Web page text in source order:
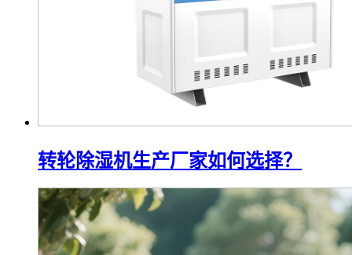
转轮除湿机生产厂家如何选择？